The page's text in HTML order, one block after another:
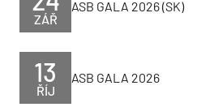
ZÁŘ
ASB GALA 2026 (SK)
ŘÍJ
13 ASB GALA 2026